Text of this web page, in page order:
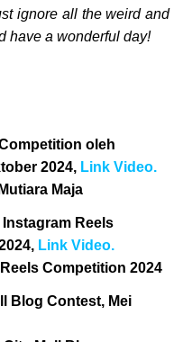
ignore all the weird and
have a wonderful day!
oleh
2024, Link Video.
Reels
Link Video.
Blog Contest, Mei